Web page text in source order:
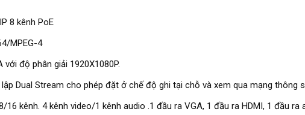
8 kênh PoE
MPEG-4
với độ phân giải 1920X1080P.
Dual Stream cho phép đặt ở chế độ ghi tại chỗ và xem qua mạng thông
kênh. 4 kênh video/1 kênh audio .1 đầu ra VGA, 1 đầu ra HDMI, 1 đầu ra